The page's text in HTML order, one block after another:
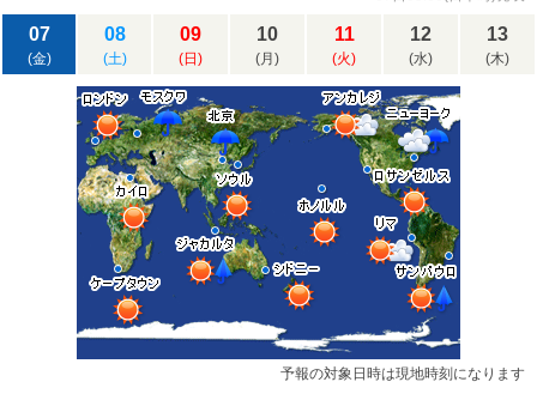
07
(金)
08
(土)
09
(日)
10
(月)
11
(火)
12
(水)
13
(木)
予報の対象日時は現地時刻になります